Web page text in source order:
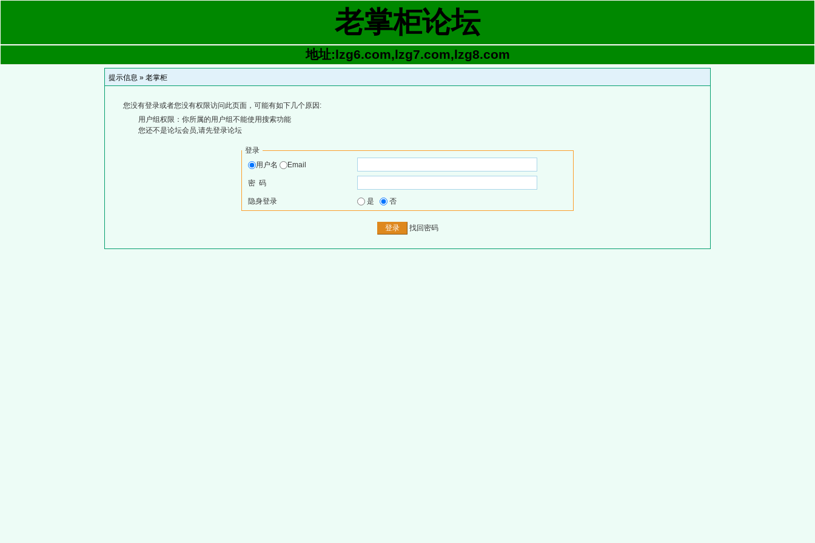
老掌柜论坛
地址:lzg6.com,lzg7.com,lzg8.com
提示信息 » 老掌柜
您没有登录或者您没有权限访问此页面，可能有如下几个原因:
用户组权限：你所属的用户组不能使用搜索功能
您还不是论坛会员,请先登录论坛
登录
用户名
Email
密 码
隐身登录 是 否
找回密码